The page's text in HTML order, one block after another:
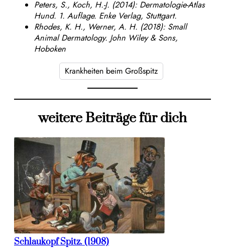
Peters, S., Koch, H.-J. (2014): Dermatologie-Atlas
Hund. 1. Auflage. Enke Verlag, Stuttgart.
Rhodes, K. H., Werner, A. H. (2018): Small
Animal Dermatology. John Wiley & Sons,
Hoboken
Krankheiten beim Großspitz
weitere Beiträge für dich
Schlaukopf Spitz. (1908)